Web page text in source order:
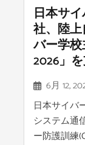
日本サ
社、陸
バー学校
2026」
6月 12,
日本サイバ
システム通
ー防護訓練